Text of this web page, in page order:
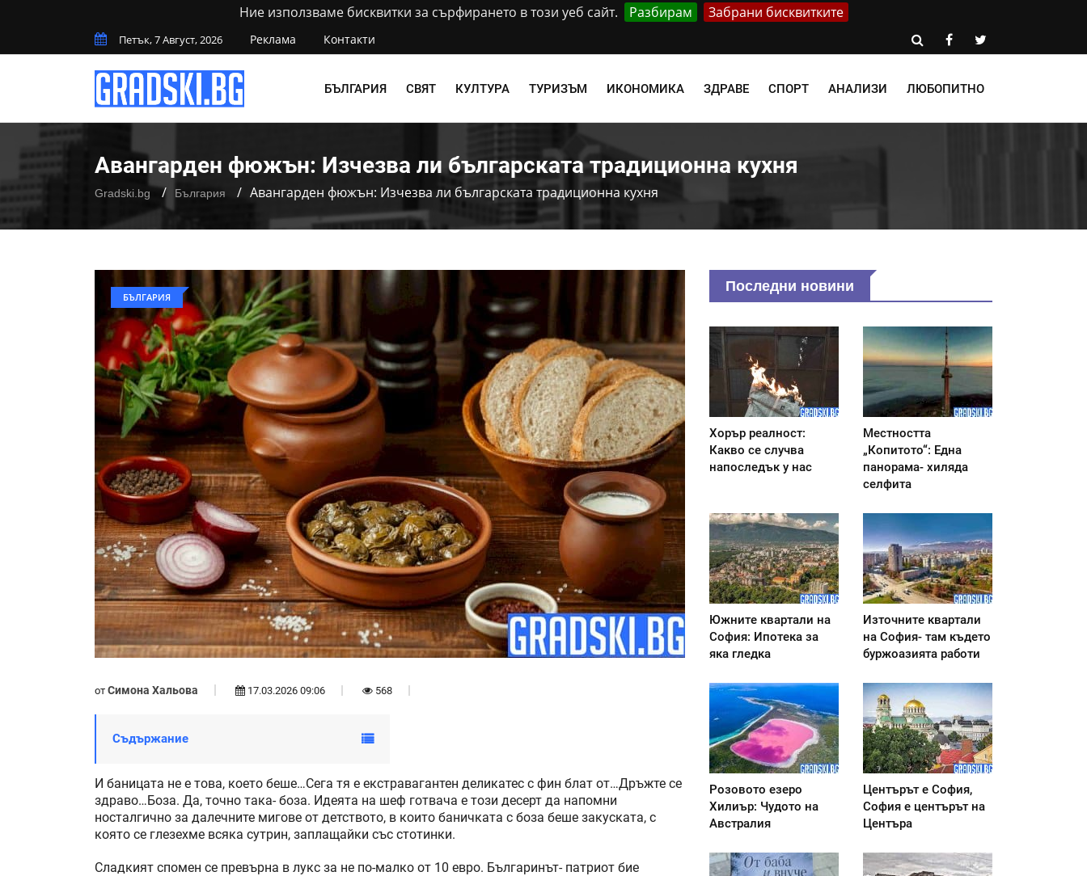
Ние използваме бисквитки за сърфирането в този уеб сайт. Разбирам Забрани бисквитките
Петък, 7 Август, 2026 Реклама Контакти
БЪЛГАРИЯ СВЯТ КУЛТУРА ТУРИЗЪМ ИКОНОМИКА ЗДРАВЕ СПОРТ АНАЛИЗИ ЛЮБОПИТНО
Авангарден фюжън: Изчезва ли българската традиционна кухня
Gradski.bg България Авангарден фюжън: Изчезва ли българската традиционна кухня
БЪЛГАРИЯ
от Симона Хальова 17.03.2026 09:06 568
Съдържание
И баницата не е това, което беше…Сега тя е екстравагантен деликатес с фин блат от…Дръжте се
здраво…Боза. Да, точно така- боза. Идеята на шеф готвача е този десерт да напомни
носталгично за далечните мигове от детството, в които баничката с боза беше закуската, с
която се глезехме всяка сутрин, заплащайки със стотинки.
Сладкият спомен се превърна в лукс за не по-малко от 10 евро. Българинът- патриот бие
Последни новини
Хорър реалност:
Какво се случва
напоследък у нас
Местността
„Копитото“: Една
панорама- хиляда
селфита
Южните квартали на
София: Ипотека за
яка гледка
Източните квартали
на София- там където
буржоазията работи
Розовото езеро
Хилиър: Чудото на
Австралия
Центърът е София,
София е центърът на
Центъра